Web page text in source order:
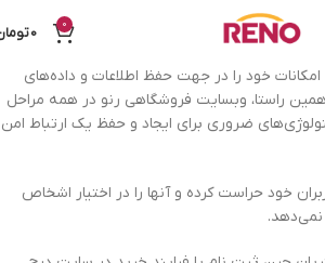
0
0
خود را در جهت حفظ اطلاعات و داده‌های
همین راستا، وبسایت فروشگاهی رنو در همه مراحل
ضروری برای ایجاد و حفظ یک ارتباط امن
خود حراست کرده و آنها را در اختیار اشخاص
نمی‌دهد.